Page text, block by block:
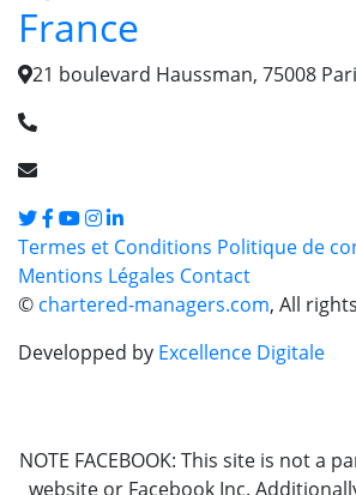
France
21 boulevard Haussman, 75008
Termes et Conditions Politique de
Mentions Légales Contact
© chartered-managers.com, All
Developped by Excellence Digitale
NOTE FACEBOOK: This site is not a
website or Facebook Inc.